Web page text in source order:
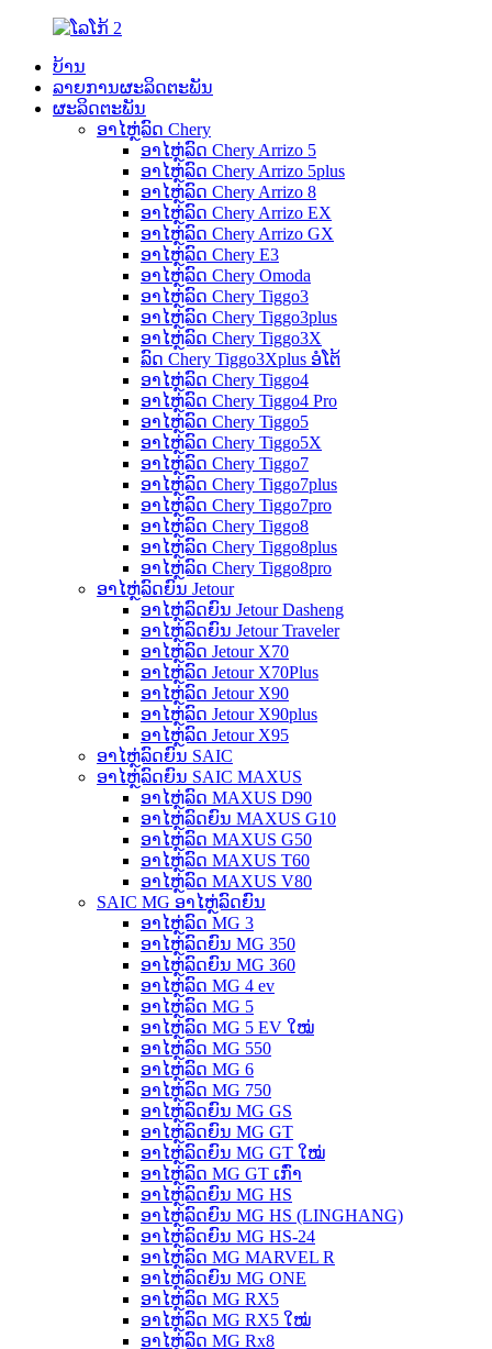
ບ້ານ
ລາຍການຜະລິດຕະພັນ
ຜະລິດຕະພັນ
ອາໄຫຼ່ລົດ Chery
ອາໄຫຼ່ລົດ Chery Arrizo 5
ອາໄຫຼ່ລົດ Chery Arrizo 5plus
ອາໄຫຼ່ລົດ Chery Arrizo 8
ອາໄຫຼ່ລົດ Chery Arrizo EX
ອາໄຫຼ່ລົດ Chery Arrizo GX
ອາໄຫຼ່ລົດ Chery E3
ອາໄຫຼ່ລົດ Chery Omoda
ອາໄຫຼ່ລົດ Chery Tiggo3
ອາໄຫຼ່ລົດ Chery Tiggo3plus
ອາໄຫຼ່ລົດ Chery Tiggo3X
ລົດ Chery Tiggo3Xplus ອໍໂຕ້
ອາໄຫຼ່ລົດ Chery Tiggo4
ອາໄຫຼ່ລົດ Chery Tiggo4 Pro
ອາໄຫຼ່ລົດ Chery Tiggo5
ອາໄຫຼ່ລົດ Chery Tiggo5X
ອາໄຫຼ່ລົດ Chery Tiggo7
ອາໄຫຼ່ລົດ Chery Tiggo7plus
ອາໄຫຼ່ລົດ Chery Tiggo7pro
ອາໄຫຼ່ລົດ Chery Tiggo8
ອາໄຫຼ່ລົດ Chery Tiggo8plus
ອາໄຫຼ່ລົດ Chery Tiggo8pro
ອາໄຫຼ່ລົດຍົນ Jetour
ອາໄຫຼ່ລົດຍົນ Jetour Dasheng
ອາໄຫຼ່ລົດຍົນ Jetour Traveler
ອາໄຫຼ່ລົດ Jetour X70
ອາໄຫຼ່ລົດ Jetour X70Plus
ອາໄຫຼ່ລົດ Jetour X90
ອາໄຫຼ່ລົດ Jetour X90plus
ອາໄຫຼ່ລົດ Jetour X95
ອາໄຫຼ່ລົດຍົນ SAIC
ອາໄຫຼ່ລົດຍົນ SAIC MAXUS
ອາໄຫຼ່ລົດ MAXUS D90
ອາໄຫຼ່ລົດຍົນ MAXUS G10
ອາໄຫຼ່ລົດ MAXUS G50
ອາໄຫຼ່ລົດ MAXUS T60
ອາໄຫຼ່ລົດ MAXUS V80
SAIC MG ອາໄຫຼ່ລົດຍົນ
ອາໄຫຼ່ລົດ MG 3
ອາໄຫຼ່ລົດຍົນ MG 350
ອາໄຫຼ່ລົດຍົນ MG 360
ອາໄຫຼ່ລົດ MG 4 ev
ອາໄຫຼ່ລົດ MG 5
ອາໄຫຼ່ລົດ MG 5 EV ໃໝ່
ອາໄຫຼ່ລົດ MG 550
ອາໄຫຼ່ລົດ MG 6
ອາໄຫຼ່ລົດ MG 750
ອາໄຫຼ່ລົດຍົນ MG GS
ອາໄຫຼ່ລົດຍົນ MG GT
ອາໄຫຼ່ລົດຍົນ MG GT ໃໝ່
ອາໄຫຼ່ລົດ MG GT ເກົ່າ
ອາໄຫຼ່ລົດຍົນ MG HS
ອາໄຫຼ່ລົດຍົນ MG HS (LINGHANG)
ອາໄຫຼ່ລົດຍົນ MG HS-24
ອາໄຫຼ່ລົດ MG MARVEL R
ອາໄຫຼ່ລົດຍົນ MG ONE
ອາໄຫຼ່ລົດ MG RX5
ອາໄຫຼ່ລົດ MG RX5 ໃໝ່
ອາໄຫຼ່ລົດ MG Rx8